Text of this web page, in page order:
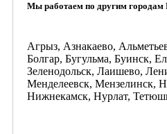
Мы работаем по другим городам
Агрыз, Азнакаево,
Болгар, Бугульма, Буинск,
Зеленодольск, Лаишево,
Менделеевск, Мензелинск,
Нижнекамск, Нурлат,